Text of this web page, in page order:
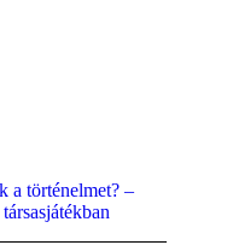
a történelmet? –